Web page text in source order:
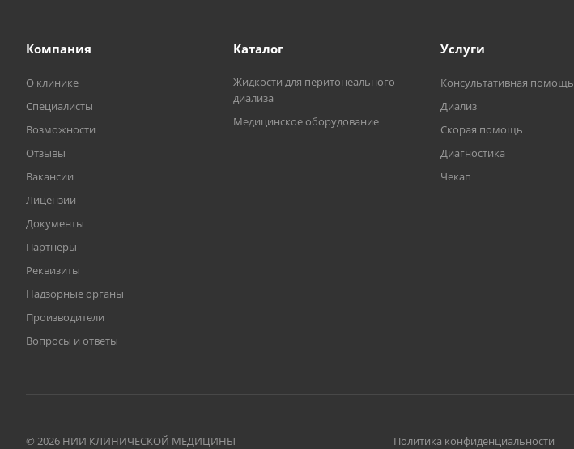
Компания
О клинике
Специалисты
Возможности
Отзывы
Вакансии
Лицензии
Документы
Партнеры
Реквизиты
Надзорные органы
Производители
Вопросы и ответы
Каталог
Жидкости для перитонеального
диализа
Медицинское оборудование
Услуги
Консультативная помощь
Диализ
Скорая помощь
Диагностика
Чекап
© 2026 НИИ КЛИНИЧЕСКОЙ МЕДИЦИНЫ Политика конфиденциальности